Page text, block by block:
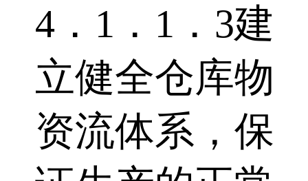
4．1．1．3建
立健全仓库物
资流体系，保